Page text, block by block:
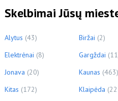
Skelbimai Jūsų
Alytus (43) Biržai (2)
Elektrėnai (8) Gargždai
Jonava (20) Kaunas (463)
Kitas (172) Klaipėda